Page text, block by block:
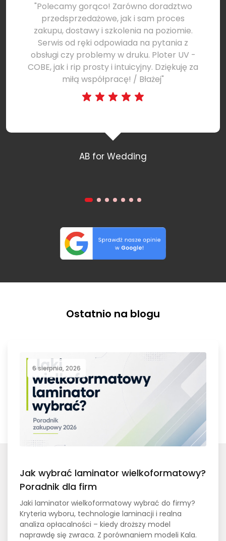
"Polecamy gorąco! Zarówno doradztwo
przedsprzedażowe, jak i sam proces
zakupu, dostawy i szkolenia na poziomie.
Serwis od ręki odpowiada na pytania z
obsługi czy problemy w druku. Ploter UV -
COBE, jak i rip prosty i intuicyjny. Dziękuję za
miłą współpracę! / Błażej"
AB for Wedding
Ostatnio na blogu
Jak wybrać laminator wielkoformatowy?
Poradnik dla firm
Jaki laminator wielkoformatowy wybrać do firmy?
Kryteria wyboru, technologie laminacji i realna
analiza opłacalności – kiedy droższy model
naprawdę się zwraca. Z porównaniem modeli Kala.
6 sierpnia, 2026